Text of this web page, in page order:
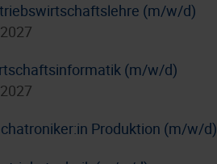
(m/w/d)
(m/w/d)
Produktion (m/w/d)